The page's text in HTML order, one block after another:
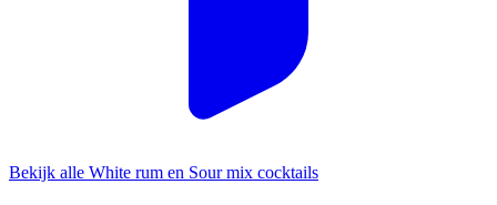
Bekijk alle White rum en Sour mix cocktails